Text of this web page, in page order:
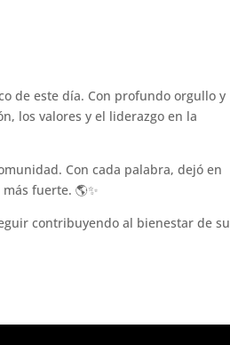
de este día. Con profundo orgullo y
los valores y el liderazgo en la
Con cada palabra, dejó en
fuerte. 🌎✨
contribuyendo al bienestar de su